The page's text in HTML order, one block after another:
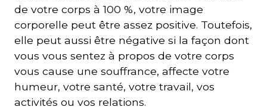
de votre corps à 100 %, votre image
corporelle peut être assez positive. Toutefois,
elle peut aussi être négative si la façon dont
vous vous sentez à propos de votre corps
vous cause une souffrance, affecte votre
humeur, votre santé, votre travail, vos
activités ou vos relations.